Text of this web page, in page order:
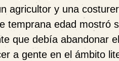
agricultor y una
temprana edad mostró
que debía abandonar
a gente en el ámbito